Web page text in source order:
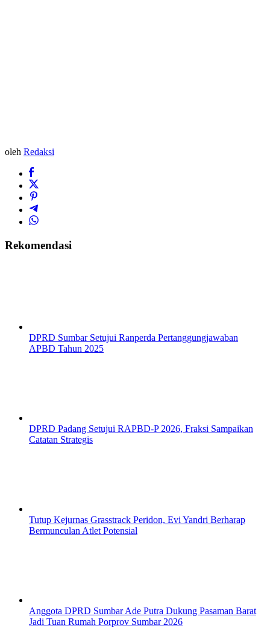
oleh Redaksi
Rekomendasi
DPRD Sumbar Setujui Ranperda Pertanggungjawaban
APBD Tahun 2025
DPRD Padang Setujui RAPBD-P 2026, Fraksi Sampaikan
Catatan Strategis
Tutup Kejurnas Grasstrack Peridon, Evi Yandri Berharap
Bermunculan Atlet Potensial
Anggota DPRD Sumbar Ade Putra Dukung Pasaman Barat
Jadi Tuan Rumah Porprov Sumbar 2026